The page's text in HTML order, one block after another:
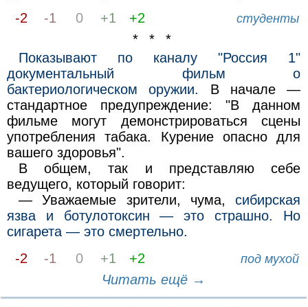
-2
-1 0 +1 +2 студенты
* * *
Показывают по каналу "Россия 1"
документальный фильм о
бактериологическом оружии.
В начале —
стандартное предупреждение: "В данном
фильме могут демонстрироваться сцены
употребления табака. Курение опасно для
вашего здоровья".
В общем, так и представляю себе
ведущего, который говорит:
— Уважаемые зрители, чума,сибирская
язва и ботулотоксин — это страшно. Но
сигарета — это смертельно.
-2
-1 0 +1 +2 под мухой
Читать ещё →